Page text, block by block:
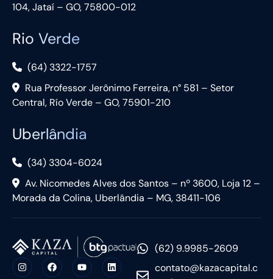
104, Jataí – GO, 75800-012
Rio Verde
(64) 3322-1757
Rua Professor Jerônimo Ferreira, n° 581 – Setor
Central, Río Verde – GO, 75901-210
Uberlândia
(34) 3304-6024
Av. Nicomedes Alves dos Santos – nº 3600, Loja 12 –
Morada da Colina, Uberlândia – MG, 38411-106
(62) 9.9985-2609
contato@kazacapital.c